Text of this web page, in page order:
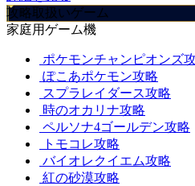
攻略取扱いゲーム
家庭用ゲーム機
ポケモンチャンピオンズ
ぽこあポケモン攻略
スプラレイダース攻略
時のオカリナ攻略
ペルソナ4ゴールデン攻略
トモコレ攻略
バイオレクイエム攻略
紅の砂漠攻略